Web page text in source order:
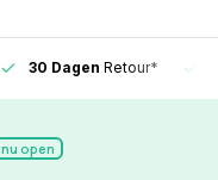
30 Dagen Retour*
nu open